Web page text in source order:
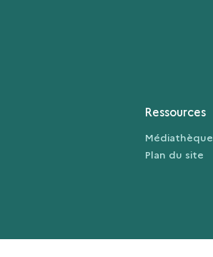
Ressources
Médiathèque
Plan du site